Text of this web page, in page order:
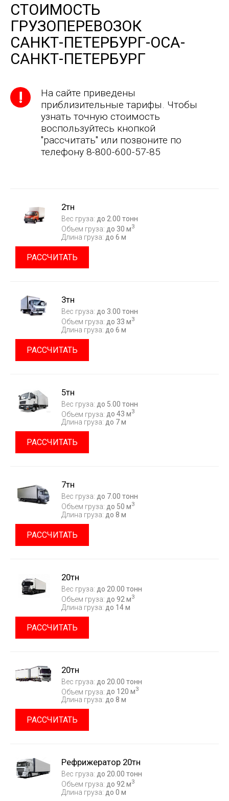
СТОИМОСТЬ
ГРУЗОПЕРЕВОЗОК
САНКТ-ПЕТЕРБУРГ-ОСА-
САНКТ-ПЕТЕРБУРГ
На сайте приведены
приблизительные тарифы. Чтобы
узнать точную стоимость
воспользуйтесь кнопкой
"рассчитать" или позвоните по
телефону 8-800-600-57-85
2тн
Вес груза: до 2.00 тонн
Объем груза: до 30 м3
Длина груза: до 6 м
РАССЧИТАТЬ
3тн
Вес груза: до 3.00 тонн
Объем груза: до 33 м3
Длина груза: до 6 м
РАССЧИТАТЬ
5тн
Вес груза: до 5.00 тонн
Объем груза: до 43 м3
Длина груза: до 7 м
РАССЧИТАТЬ
7тн
Вес груза: до 7.00 тонн
Объем груза: до 50 м3
Длина груза: до 8 м
РАССЧИТАТЬ
20тн
Вес груза: до 20.00 тонн
Объем груза: до 92 м3
Длина груза: до 14 м
РАССЧИТАТЬ
20тн
Вес груза: до 20.00 тонн
Объем груза: до 120 м3
Длина груза: до 8 м
РАССЧИТАТЬ
Рефрижератор 20тн
Вес груза: до 20.00 тонн
Объем груза: до 92 м3
Длина груза: до 0 м